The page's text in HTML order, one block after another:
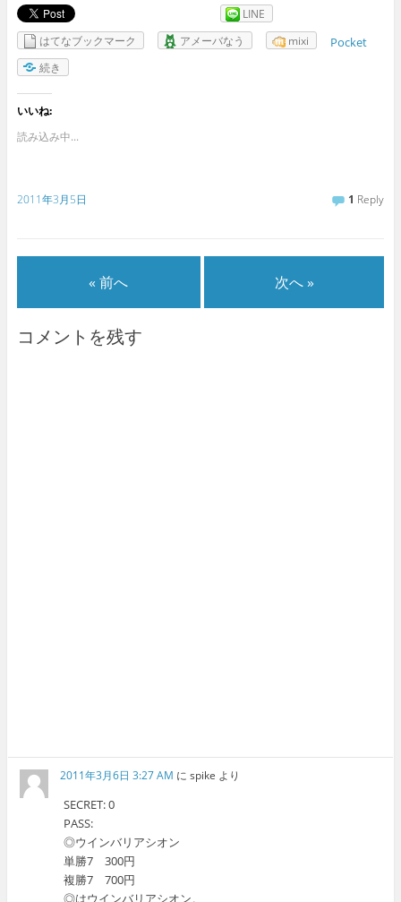
LINE
はてなブックマーク
アメーバなう mixi Pocket
続き
いいね:
読み込み中...
2011年3月5日 1 Reply
« 前へ 次へ »
コメントを残す
2011年3月6日 3:27 AM にspike より
SECRET: 0
PASS:
◎ウインバリアシオン
単勝7 300円
複勝7 700円
◎はウインバリアシオン。